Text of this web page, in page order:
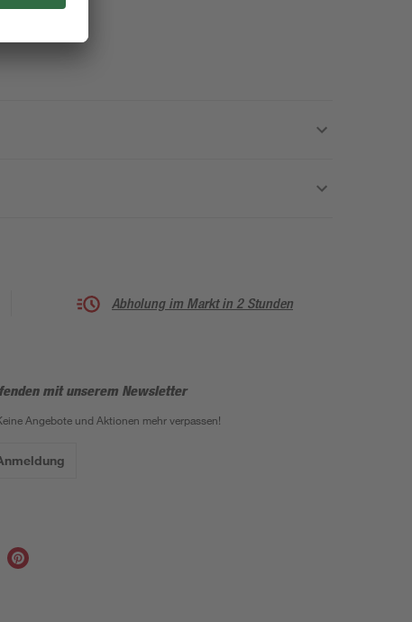
Abholung im Markt in 2 Stunden
mit unserem Newsletter
Angebote und Aktionen mehr verpassen!